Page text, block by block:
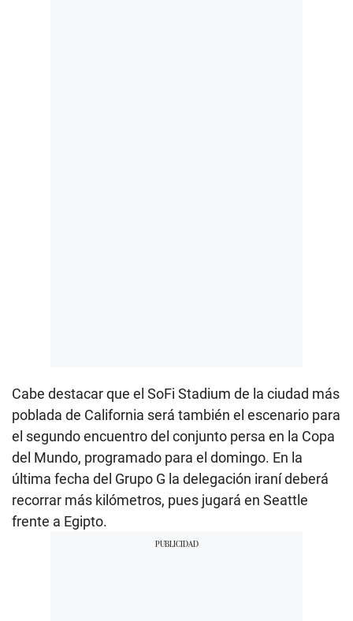
Cabe destacar que el SoFi Stadium de la ciudad más
poblada de California será también el escenario para
el segundo encuentro del conjunto persa en la Copa
del Mundo, programado para el domingo. En la
última fecha del Grupo G la delegación iraní deberá
recorrar más kilómetros, pues jugará en Seattle
frente a Egipto.